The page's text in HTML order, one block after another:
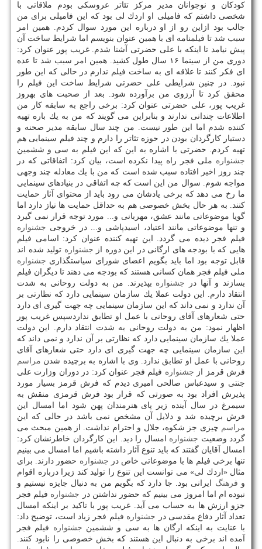
كودكان و نوجوانان مدیر مركز تئاتر عروسكی بودم ملاقاتی با
شخصی داشتم كه فامیلی او اردك لی بود كه این فامیلی برای من
جالب بود ازاین رو از او درباره این مورد سوال كردم. همین امر
سبب شد تا فیلمنامه ای با همین عنوان بنویسم اما شرایط ساخت آن
پیش نیامد تا اینكه با علی حضرتی آشنا شدم. غریب پور عنوان كرد:
دوری من از سینما ۱۶ سال طول كشید. همین امر سبب شد تا عده
ای فكر كنند تا علاقه ای به ساخت فیلم ندارم در حالی كه این طور
نبود. در چنین شرایطی علی حضرتی شرایط ساخت این فیلم را
محقق كرد تا آرزوی من برآورده شود. بعد از صحبت های بهروز
غریب پور، علی حضرتی عنوان كرد: برخی راجع به سابقه كار من
اطلاعات چندانی ندارند و بنابراین می گویند كه من به یك باره تهیه
كننده شدم اما این طور نیست. من چند سال سابقه مدیر صحنه و
دستیار كارگردان بودن در حوزه تئاتر را دارم و چند فیلم سینمایی هم
تهیه كردم. حضرتی با اشاره به این كه این فیلم به سی و ششمین
جشنواره ملی فجر راه پیدا نكرده است، بیان كرد: اتفاقاتی كه در
چند روز اخیر افتاده سبب شده است كه من با یك معادله چند وجهی
مواجه شوم. سوال من این است كه چه اتفاقی در بنیادهای سینمایی
ما رخ می دهد كه برخی یادشان می رود باید از محتوای آثار حمایت
كنند. به هر حال بخش خصوصی هم به حداقل حمایت ها نیاز دارد اما
گویا موضوعاتی مانند عشق، مهربانی و... مورد توجه قرار نمی گیرد
و تنها موضوعاتی مانند اعتیاد، اسیدپاشی و... در خروجی جشنواره
فیلم فجر دیده می گردد. این تهیه كننده عنوان كرد: اسامی فیلم
هایی كه با بودجه های ارگانی در این دوره از جشنواره تولید شده اند
قابل توجه بود اما باید بگویم اعضای شورای سیاستگذاری جشنواره
ملی فیلم فجر همان كسانی هستند كه بودجه می دهند تا دیگران فیلم
بسازند و آنها در جشنواره بپذیرند. من به دولت روحانی به شدت
انتقاد دارم. این دولت عملا یك سازمان سینمایی دارد كه نظارتی بر
آن ندارد و نمی داند كه این سازمان سینمایی چه جهت گیری ای دارد
حتی شعارهای آقای روحانی با عمل او تطابق نداردسپس غریب پور
اظهار نمود: من به دولت روحانی به شدت انتقاد دارم. این دولت
عملا یك سازمان سینمایی دارد كه نظارتی بر آن ندارد و نمی داند كه
این سازمان سینمایی چه جهت گیری ای دارد حتی شعارهای آقای
روحانی با عمل او تطابق ندارد. وی با اشاره به برچیده شدن مراسم
فرش قرمز از جشنواره فیلم فجر عنوان كرد: در دوران وزارت علی
جنتی و سیدعباس صالحی امیری دیدم كه فرش قرمز بسیار مورد
پذیرش افراد بود به صورتی كه قرار بود فرش قرمزی منقش به
سیمرغ در سال آینده زیر پای هنرمندان پهن شود اما امسال این
فرش برچیده شد و دلایل آن مشخص نمی باشد در حالی كه این
مراسم چیزی جز شكوه، جلال و احترام نداشت. از همین مبحث می
گردد وضعیت جشنواره امسال را دید. این كارگردان خاطرنشان كرد:
امسال آقایان گفتند كه باید تنوع آثار داشته باشیم اما امسال می بینیم
تنها برخی فیلم ها با موضوعاتی خاص در جشنواره حضور دارند. برای
مثال «اردك لی» می توانست این تنوع را تولید كند زیرا درباره اقوام
و فرهنگ ایرانی بود. جا دارد كه بگویم من به دنبال جایزه نیستیم و
نبوده ام اما امروز می بینیم كه حضور نداشتن در جشنواره فیلم فجر
جزو ارزش ها به حساب می آید. غریب پور با تاكید بر اینكه امسال
تعداد آثار دفاع مقدسی در جشنواره فیلم فجر زیاد است، توضیح داد:
با عنایت به اینكه ارگان ها به سی و ششمین جشنواره فیلم فجر
آمده اند برخی به دنبال این هستند كه بخش خصوصی را نابود كنند.